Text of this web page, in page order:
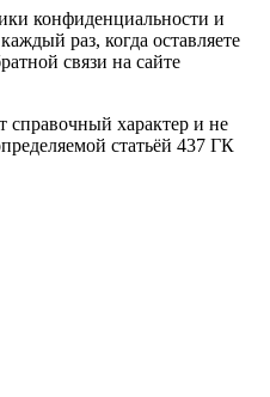
конфиденциальности и
раз, когда оставляете
связи на сайте
справочный характер и не
статьёй 437 ГК